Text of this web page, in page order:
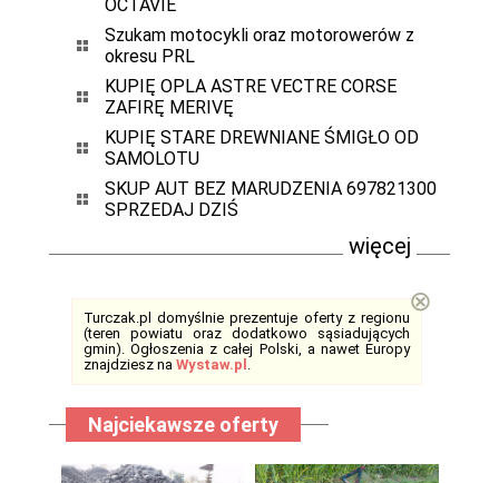
OCTAVIE
Szukam motocykli oraz motorowerów z
okresu PRL
KUPIĘ OPLA ASTRE VECTRE CORSE
ZAFIRĘ MERIVĘ
KUPIĘ STARE DREWNIANE ŚMIGŁO OD
SAMOLOTU
SKUP AUT BEZ MARUDZENIA 697821300
SPRZEDAJ DZIŚ
więcej
Turczak.pl domyślnie prezentuje oferty z regionu
(teren powiatu oraz dodatkowo sąsiadujących
gmin). Ogłoszenia z całej Polski, a nawet Europy
znajdziesz na Wystaw.pl .
⊗
Najciekawsze oferty